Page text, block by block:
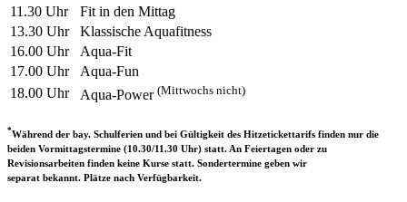
11.30 Uhr
Fit in den Mittag
13.30 Uhr
Klassische Aquafitness
16.00 Uhr
Aqua-Fit
17.00 Uhr
Aqua-Fun
18.00 Uhr
Aqua-Power (Mittwochs nicht)
*Während der bay. Schulferien und bei Gültigkeit des Hitzetickettarifs finden nur die
beiden Vormittagstermine (10.30/11.30 Uhr) statt. An Feiertagen oder zu
Revisionsarbeiten finden keine Kurse statt. Sondertermine geben wir
separat bekannt. Plätze nach Verfügbarkeit.